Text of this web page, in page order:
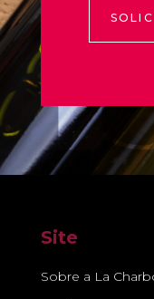
Site
Sobre a La